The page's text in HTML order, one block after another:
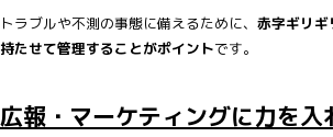
トラブルや不測の事態に備えるために、 赤字ギリギ
持たせて管理することがポイントです。
広報・マーケティングに力を入